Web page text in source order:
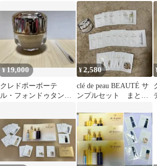
¥19,000
クレドポーボーテ
ル・フォンドゥタンフ
¥2,580
clé de peau BEAUTÉ サ
ンプルセット まとめ